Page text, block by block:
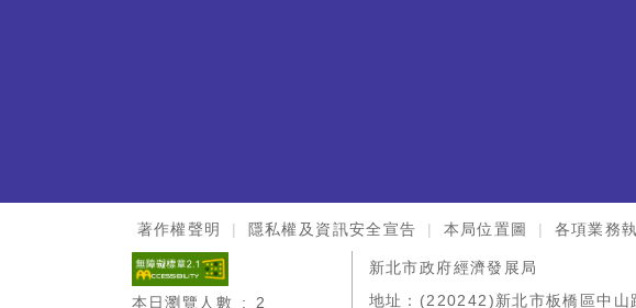
:::
著作權聲明 隱私權及資訊安全宣告 本局位置圖 各項業務
本日瀏覽人數 : 2
新北市政府經濟發展局
地址：(220242)新北市板橋區中